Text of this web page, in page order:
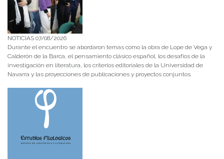
NOTICIAS 07/08/2026
Durante el encuentro se abordaron temas como la obra de Lope de Vega y
Calderón de la Barca, el pensamiento clásico español, los desafíos de la
investigación en literatura, los criterios editoriales de la Universidad de
Navarra y las proyecciones de publicaciones y proyectos conjuntos.